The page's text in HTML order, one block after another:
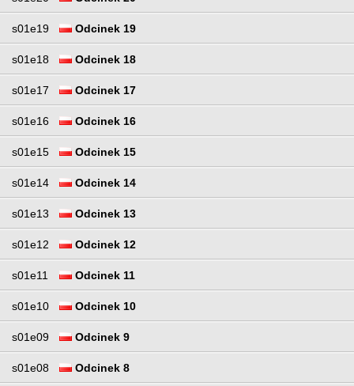
s01e19 Odcinek 19
s01e18 Odcinek 18
s01e17 Odcinek 17
s01e16 Odcinek 16
s01e15 Odcinek 15
s01e14 Odcinek 14
s01e13 Odcinek 13
s01e12 Odcinek 12
s01e11 Odcinek 11
s01e10 Odcinek 10
s01e09 Odcinek 9
s01e08 Odcinek 8